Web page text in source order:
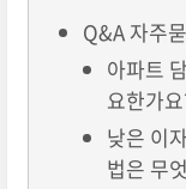
Q&A 자주
아파트
요한가
낮은 이
법은 무